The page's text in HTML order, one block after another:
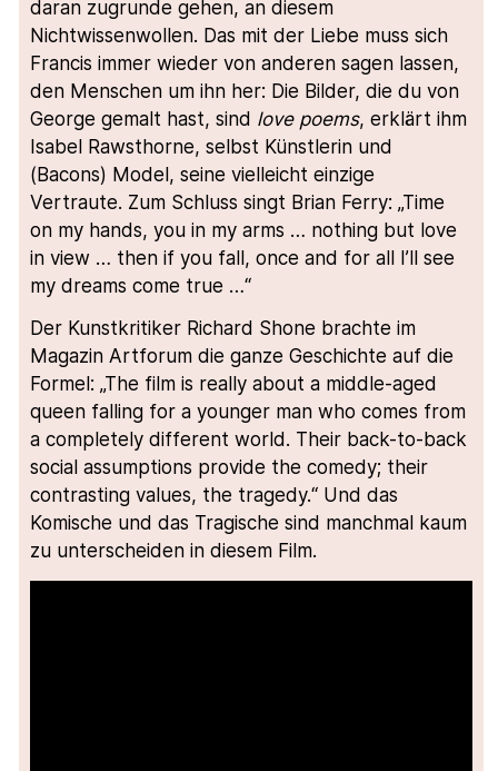
daran zugrunde gehen, an diesem
Nichtwissenwollen. Das mit der Liebe muss sich
Francis immer wieder von anderen sagen lassen,
den Menschen um ihn her: Die Bilder, die du von
George gemalt hast, sind love poems, erklärt ihm
Isabel Rawsthorne, selbst Künstlerin und
(Bacons) Model, seine vielleicht einzige
Vertraute. Zum Schluss singt Brian Ferry: „Time
on my hands, you in my arms … nothing but love
in view … then if you fall, once and for all I’ll see
my dreams come true …“
Der Kunstkritiker Richard Shone brachte im
Magazin Artforum die ganze Geschichte auf die
Formel: „The film is really about a middle-aged
queen falling for a younger man who comes from
a completely different world. Their back-to-back
social assumptions provide the comedy; their
contrasting values, the tragedy.“ Und das
Komische und das Tragische sind manchmal kaum
zu unterscheiden in diesem Film.